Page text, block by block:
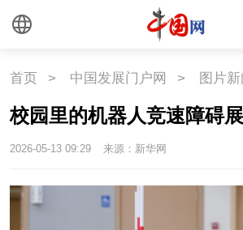
民藏
国情
国情
首页 > 中国发展门户网 > 图片新
校园里的机器人竞速障碍
2026-05-13 09:29 来源：新华网